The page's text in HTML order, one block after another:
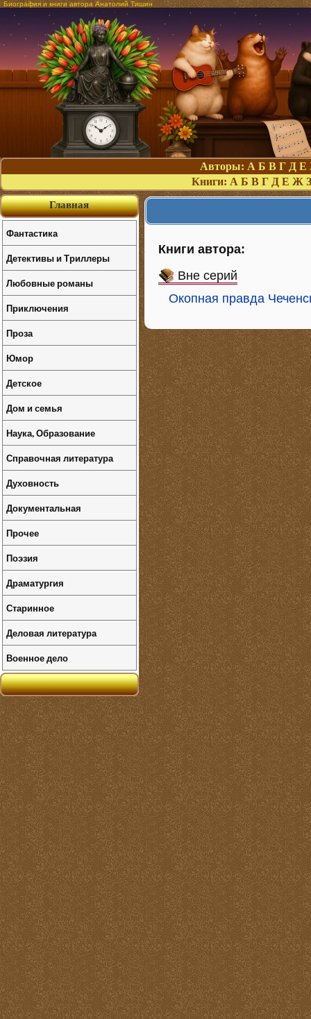
Биография и книги автора Анатолий Тишин
Авторы: А Б В Г Д Е
Книги: А Б В Г Д Е Ж З
Книги автора:
Вне серий
Окопная правда
Главная
Фантастика
Детективы и Триллеры
Любовные романы
Приключения
Проза
Юмор
Детское
Дом и семья
Наука, Образование
Справочная литература
Духовность
Документальная
Прочее
Поэзия
Драматургия
Старинное
Деловая литература
Военное дело